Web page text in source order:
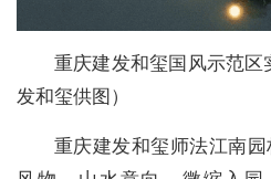
重庆建发和玺国风示范
发和玺供图）
重庆建发和玺师法江南